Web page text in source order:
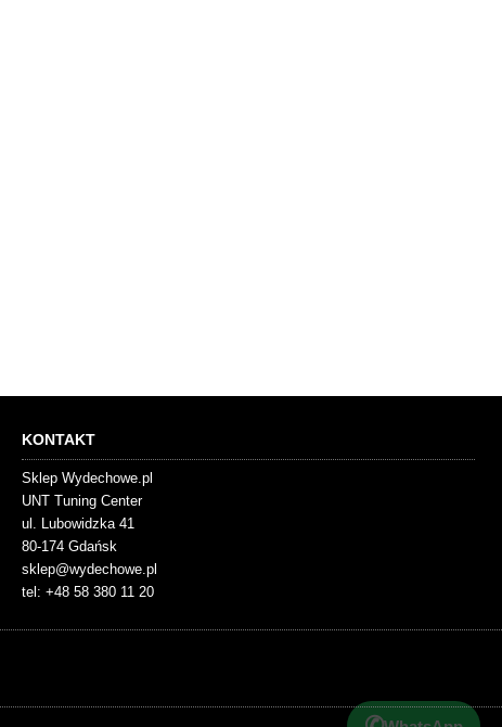
KONTAKT
Sklep Wydechowe.pl
UNT Tuning Center
ul. Lubowidzka 41
80-174 Gdańsk
sklep@wydechowe.pl
tel: +48 58 380 11 20